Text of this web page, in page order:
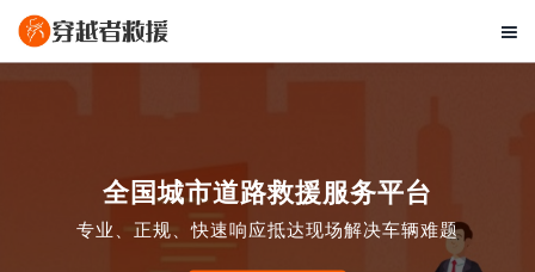

全国城市道路救援服务平台
专业、正规、快速响应抵达现场解决车辆难题